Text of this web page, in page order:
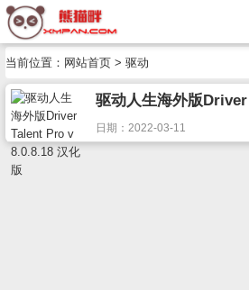
当前位置： 网站首页 > 驱动
日期：2022-03-11